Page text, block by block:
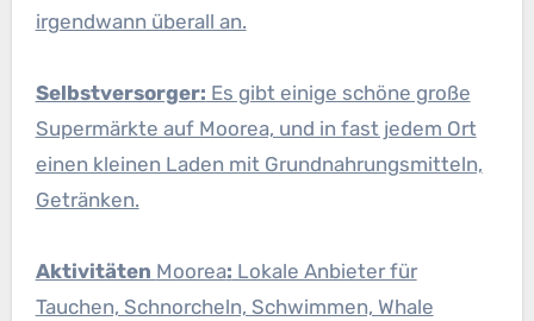
irgendwann überall an.
Selbstversorger: Es gibt einige schöne große
Supermärkte auf Moorea, und in fast jedem Ort
einen kleinen Laden mit Grundnahrungsmitteln,
Getränken.
Aktivitäten Moorea: Lokale Anbieter für
Tauchen, Schnorcheln, Schwimmen, Whale